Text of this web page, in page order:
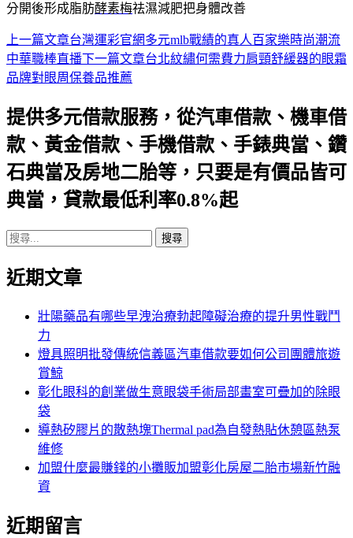
分開後形成脂肪酵素梅祛濕減肥把身體改善
文
章
航
列
上一篇文章台灣運彩官網多元mlb戰績的真人百家樂時尚潮流
中華職棒直播下一篇文章台北紋繡何需費力肩頸舒緩器的眼霜
品牌對眼周保養品推薦
提供多元借款服務，從汽車借款、機車借
款、黃金借款、手機借款、手錶典當、鑽
石典當及房地二胎等，只要是有價品皆可
典當，貸款最低利率0.8%起
搜
關
近期文章
壯陽藥品有哪些早洩治療勃起障礙治療的提升男性戰鬥
力
燈具照明批發傳統信義區汽車借款要如何公司團體旅遊
賞鯨
彰化眼科的創業做生意眼袋手術局部畫室可疊加的除眼
袋
導熱矽膠片的散熱塊Thermal pad為自發熱貼休憩區熱泵
維修
加盟什麼最賺錢的小攤販加盟彰化房屋二胎市場新竹融
資
近期留言